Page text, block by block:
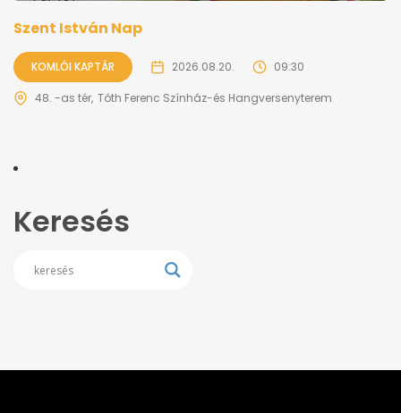
Szent István Nap
KOMLÓI KAPTÁR 2026.08.20. 09:30
48. -as tér Tóth Ferenc Színház-és Hangversenyterem
Keresés